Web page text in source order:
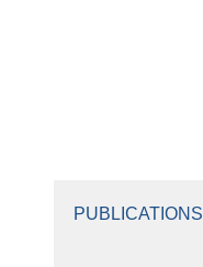
PUBLICATIONS